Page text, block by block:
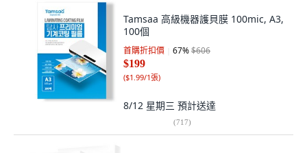
Tamsaa 高級機器護貝膜 100mic, A3,
100個
首購折扣價 67%$606
$199
($1.99/1張)
8/12 星期三 預計送達
(717)